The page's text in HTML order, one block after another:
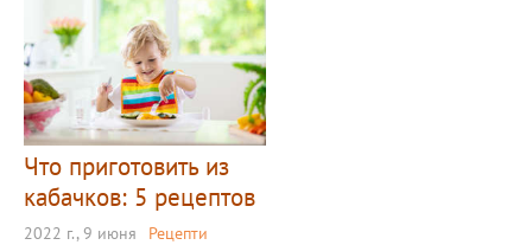
Что приготовить из
кабачков: 5 рецептов
2022 г., 9 июня Рецепти